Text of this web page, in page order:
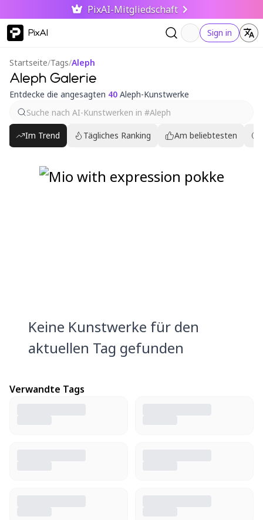
PixAI-Mitgliedschaft
PixAI Sign in
Startseite/Tags/Aleph
Aleph Galerie
Entdecke die angesagten 40 Aleph-Kunstwerke
Im Trend Tägliches Ranking Am beliebtesten
Keine Kunstwerke für den
aktuellen Tag gefunden
Verwandte Tags